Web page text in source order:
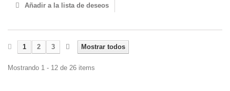
Añadir a la lista de deseos
Mostrar todos
1 2 3
Mostrando 1 - 12 de 26 items